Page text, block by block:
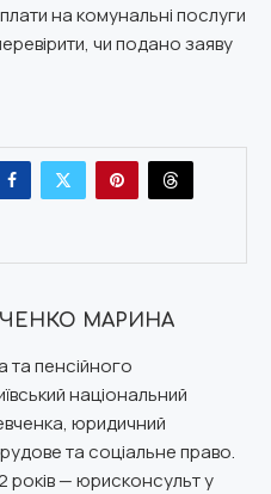
на комунальні послуги
чи подано заяву
МАРИНА
та пенсійного
національний
юридичний
та соціальне право.
років — юрисконсульт у